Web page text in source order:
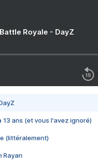
Royale - DayZ
13 ans (et vous l'avez ignoré)
(littéralement)
Rayan